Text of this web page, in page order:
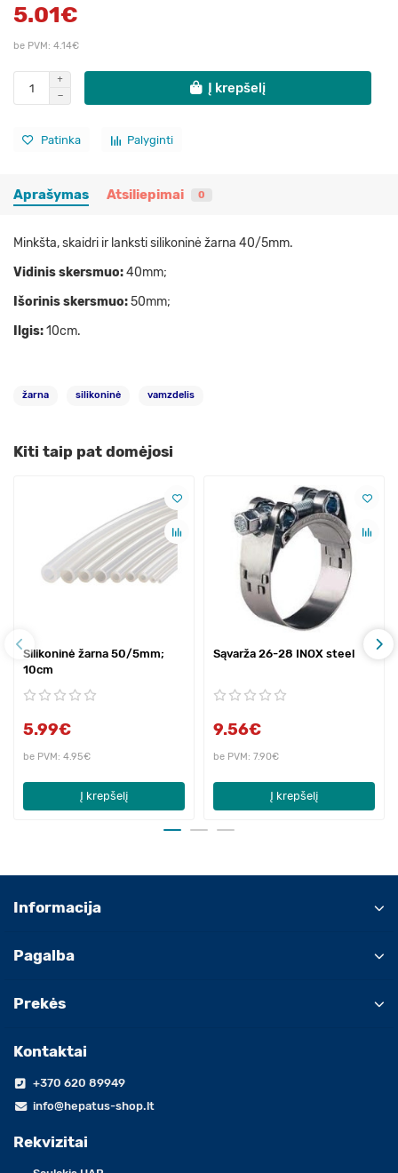
5.01€
be PVM: 4.14€
Į krepšelį
Patinka Palyginti
Aprašymas Atsiliepimai 0
Minkšta, skaidri ir lanksti silikoninė žarna 40/5mm.
Vidinis skersmuo:40mm;
Išorinis skersmuo:50mm;
Ilgis:10cm.
žarna silikoninė vamzdelis
Kiti taip pat domėjosi
Silikoninė žarna 50/5mm;
10cm
5.99€
be PVM: 4.95€
Į krepšelį
Sąvarža 26-28 INOX steel
9.56€
be PVM: 7.90€
Į krepšelį
Informacija
Pagalba
Prekės
Kontaktai
+370 620 89949
info@hepatus-shop.lt
Rekvizitai